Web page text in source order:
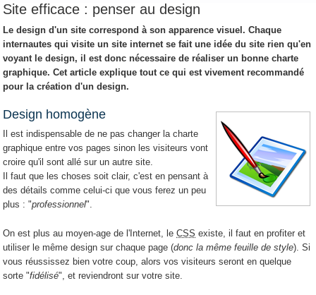
Site efficace : penser au design
Le design d'un site correspond à son apparence visuel. Chaque
internautes qui visite un site internet se fait une idée du site rien qu'en
voyant le design, il est donc nécessaire de réaliser un bonne charte
graphique. Cet article explique tout ce qui est vivement recommandé
pour la création d'un design.
Design homogène
Il est indispensable de ne pas changer la charte
graphique entre vos pages sinon les visiteurs vont
croire qu'il sont allé sur un autre site.
Il faut que les choses soit clair, c'est en pensant à
des détails comme celui-ci que vous ferez un peu
plus : "professionnel".
On est plus au moyen-age de l'Internet, leCSS existe, il faut en profiter et
utiliser le même design sur chaque page (donc la même feuille de style). Si
vous réussissez bien votre coup, alors vos visiteurs seront en quelque
sorte "fidélisé", et reviendront sur votre site.